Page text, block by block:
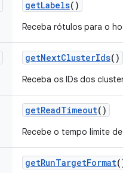
getLabels()
Receba rótulos para o
getNextClusterIds()
Receba os IDs dos
getReadTimeout()
Recebe o tempo limite
getRunTargetFormat